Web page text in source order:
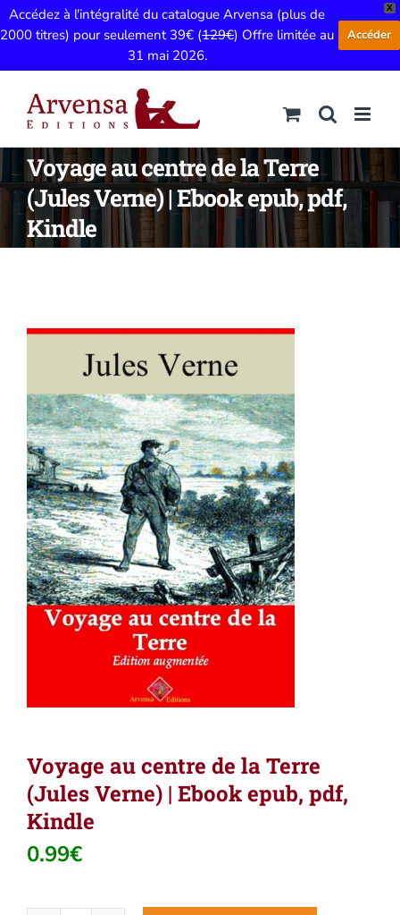
X
Accédez à l'intégralité du catalogue Arvensa (plus de
2000 titres) pour seulement 39€ (129€) Offre limitée au
31 mai 2026.
Accéder
contenu
Voyage au centre de la Terre
(Jules Verne) | Ebook epub, pdf,
Kindle
Voyage au centre de la Terre
(Jules Verne) | Ebook epub, pdf,
Kindle
0.99€